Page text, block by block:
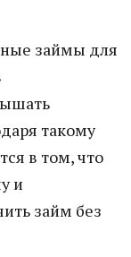
займы для
такому
в том, что
и
займ без